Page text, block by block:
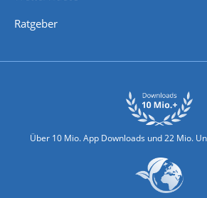
Ratgeber
Über 10 Mio. App Downloads und 22 Mio.